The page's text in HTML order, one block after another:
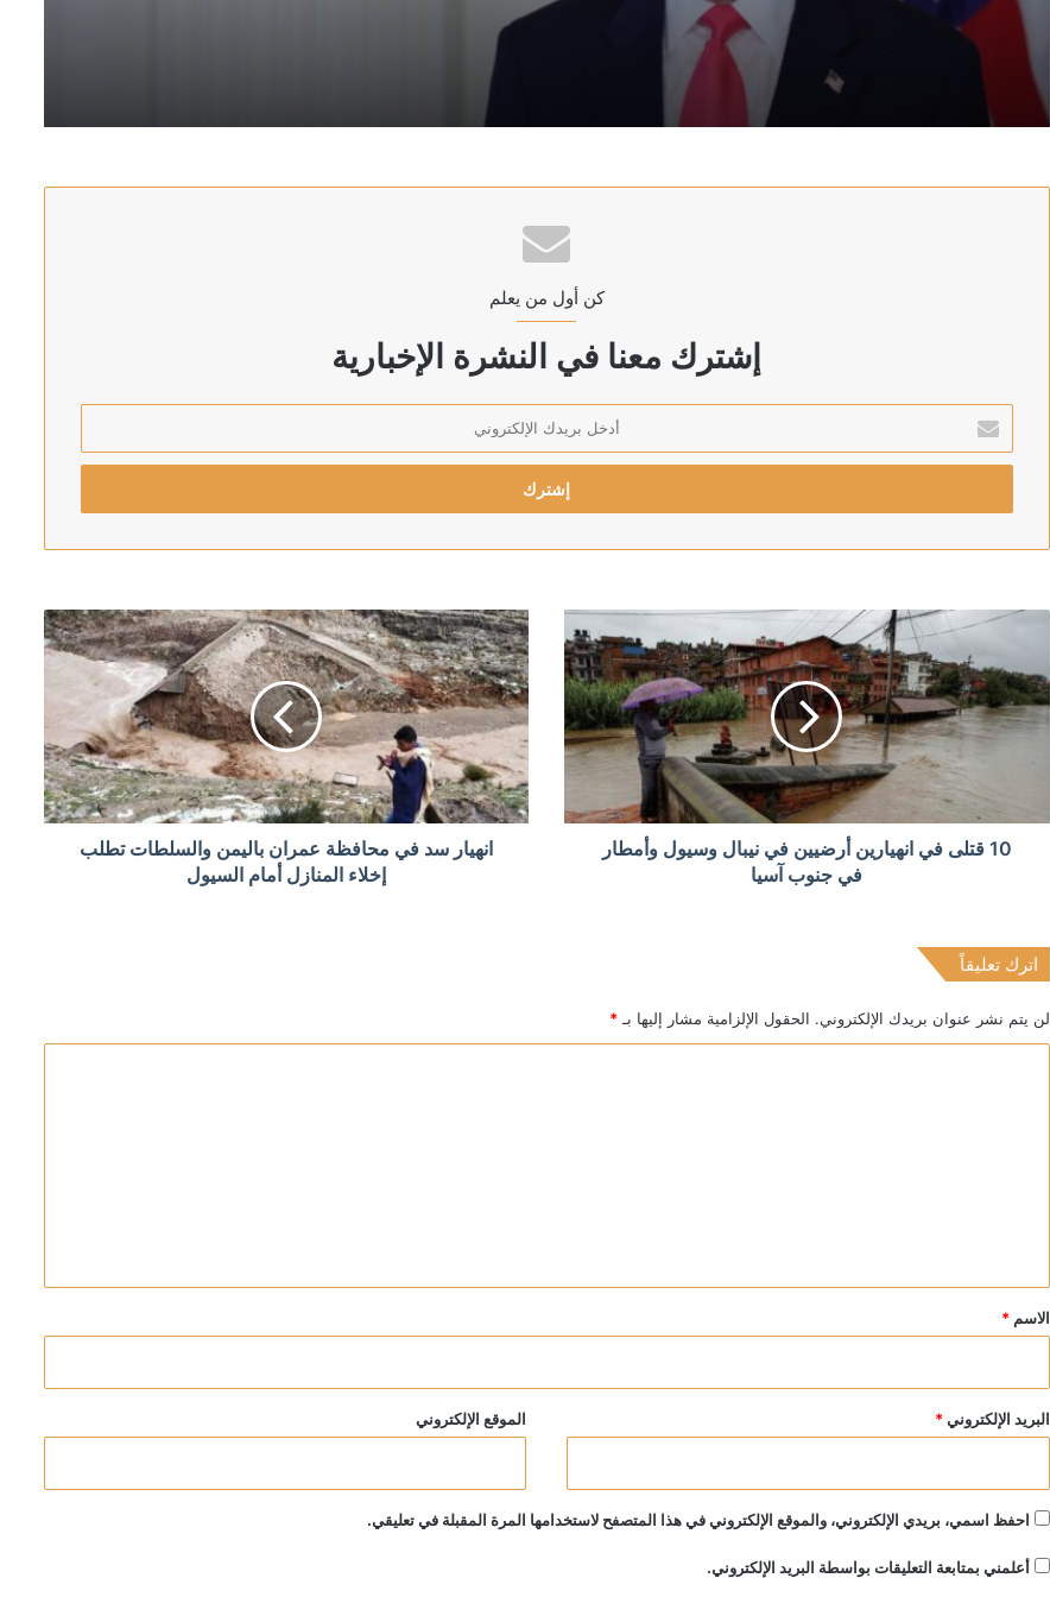
ترامب: سنضرب إيران بقوة وهم يعرفون ذلك
رويترز: الحوثيون يبحثون فرض رسوم على السفن في البحر الأحمر
أردوغان: إرسال تشريع يتعلق بحل حزب العمال الكردستاني إلى البرلمان خلال أيام
منذ ساعة واحدة
عقوبات أميركية على كيانات إيرانية بتهمة ابتزاز السفن في مضيق هرمز
موجة حر رابعة تهدد فرنسا وإسبانيا.. وتزايد مخاطر أدخنة حرائق الغابات
منذ 3 ساعات
كن أول من يعلم
إشترك معنا في النشرة الإخبارية
بريدك
الإلكتروني
10 قتلى في انهيارين أرضيين في نيبال وسيول وأمطار
في جنوب آسيا
انهيار سد في محافظة عمران باليمن والسلطات تطلب
إخلاء المنازل أمام السيول
اترك تعليقاً
لن يتم نشر عنوان بريدك الإلكتروني. الحقول الإلزامية مشار إليها بـ *
*
الاسم *
البريد الإلكتروني * الموقع الإلكتروني
احفظ اسمي، بريدي الإلكتروني، والموقع الإلكتروني في هذا المتصفح لاستخدامها المرة المقبلة في تعليقي.
أعلمني بمتابعة التعليقات بواسطة البريد الإلكتروني.